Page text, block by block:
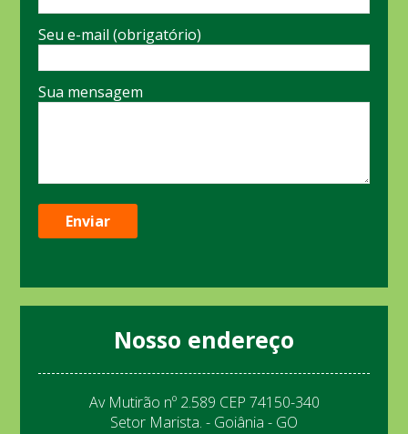
Seu e-mail (obrigatório)
Sua mensagem
Nosso endereço
Av Mutirão nº 2.589 CEP 74150-340
Setor Marista. - Goiânia - GO